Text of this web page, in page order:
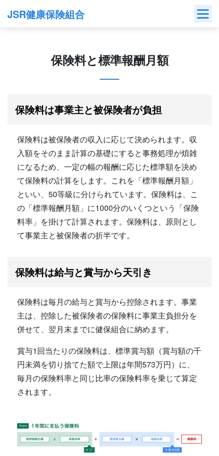
JSR健康保険組合
保険料と標準報酬月額
保険料は事業主と被保険者が負担
保険料は被保険者の収入に応じて決められます。収
入額をそのまま計算の基礎にすると事務処理が煩雑
になるため、一定の幅の報酬に応じた標準額を決め
て保険料の計算をします。これを「標準報酬月額」
といい、50等級に分けられています。保険料は、こ
の「標準報酬月額」に1000分のいくつという「保険
料率」を掛けて計算されます。保険料は、原則とし
て事業主と被保険者の折半です。
保険料は給与と賞与から天引き
保険料は毎月の給与と賞与から控除されます。事業
主は、控除した被保険者の保険料に事業主負担分を
併せて、翌月末までに健保組合に納めます。
賞与1回当たりの保険料は、標準賞与額（賞与額の千
円未満を切り捨てた額で上限は年間573万円）に、
毎月の保険料率と同じ比率の保険料率を乗じて算定
されます。